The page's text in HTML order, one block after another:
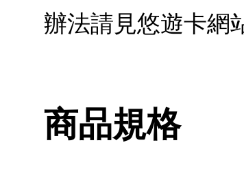
辦法請見悠遊卡網
商品規格